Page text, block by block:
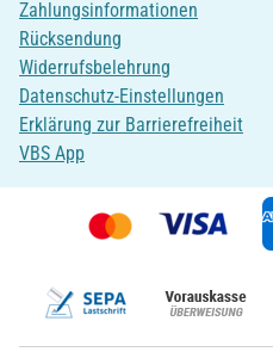
Zahlungsinformationen
Rücksendung
Widerrufsbelehrung
Datenschutz-Einstellungen
Erklärung zur Barrierefreiheit
VBS App